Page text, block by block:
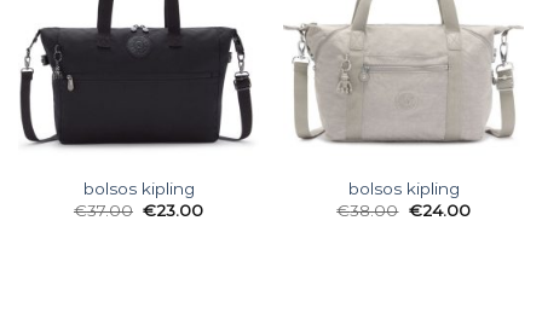
bolsos kipling
€37.00 €23.00
bolsos kipling
€38.00 €24.00